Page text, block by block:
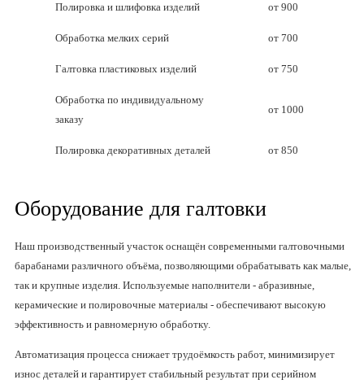
Полировка и шлифовка изделий от 900
Обработка мелких серий от 700
Галтовка пластиковых изделий от 750
Обработка по индивидуальному
заказу
от 1000
Полировка декоративных деталей от 850
Оборудование для галтовки
Наш производственный участок оснащён современными галтовочными
барабанами различного объёма, позволяющими обрабатывать как малые,
так и крупные изделия. Используемые наполнители - абразивные,
керамические и полировочные материалы - обеспечивают высокую
эффективность и равномерную обработку.
Автоматизация процесса снижает трудоёмкость работ, минимизирует
износ деталей и гарантирует стабильный результат при серийном